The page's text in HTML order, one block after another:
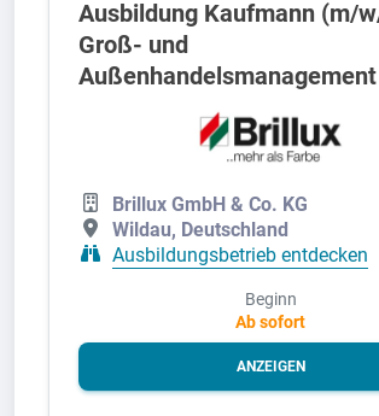
Ausbildung Kaufmann (m/
Groß- und
Außenhandelsmanagement
Brillux GmbH & Co. KG
Wildau, Deutschland
Ausbildungsbetrieb entdecken
Beginn
Ab sofort
ANZEIGEN